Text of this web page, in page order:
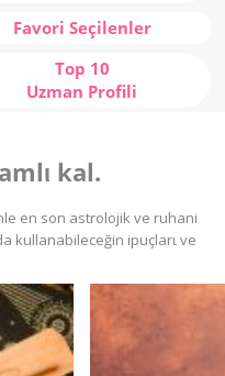
Favori Seçilenler
Top 10
Uzman Profili
kal.
en son astrolojik ve ruhani
kullanabileceğin ipuçlarι ve